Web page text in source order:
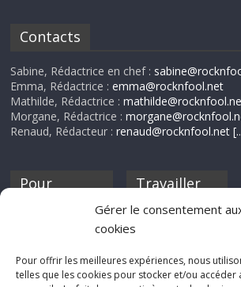
Gérer le consentement
cookies
Pour offrir les meilleures expériences, nous
telles que les cookies pour stocker et/ou accéder
Contacts
Sabine, Rédactrice en chef :
Emma, Rédactrice :emma@rocknfool.net
Mathilde, Rédactrice :
Morgane, Rédactrice :
Renaud, Rédacteur :renaud@rocknfool.net
Pour
discothèque
Travailler
Si tu souhaites
Rocknfool, n'hésite
pas à nous envoyer